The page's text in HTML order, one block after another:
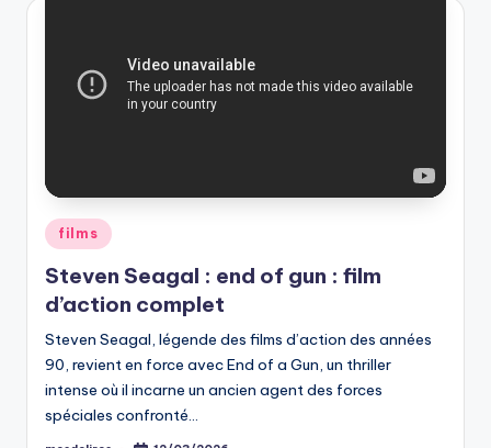
Posted
in
films
Steven Seagal : end of gun : film
d’action complet
Steven Seagal, légende des films d’action des années
90, revient en force avec End of a Gun, un thriller
intense où il incarne un ancien agent des forces
spéciales confronté…